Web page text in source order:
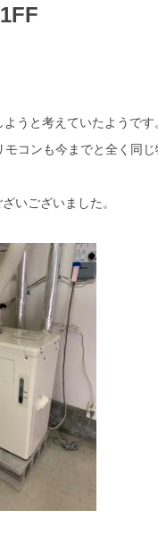
うと考えていたようで
コンも今までと全く同じ
いございました。